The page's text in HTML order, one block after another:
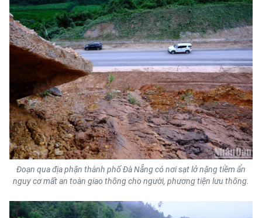
Đoạn qua địa phận thành phố Đà Nẵng có nơi sạt lở nặng tiềm ẩn
nguy cơ mất an toàn giao thông cho người, phương tiện lưu thông.